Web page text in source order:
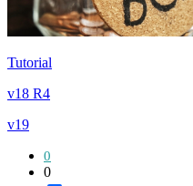
Tutorial
v18 R4
v19
0
0